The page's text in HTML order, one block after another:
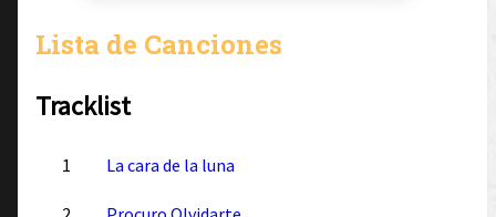
Lista de Canciones
Tracklist
1 La cara de la luna